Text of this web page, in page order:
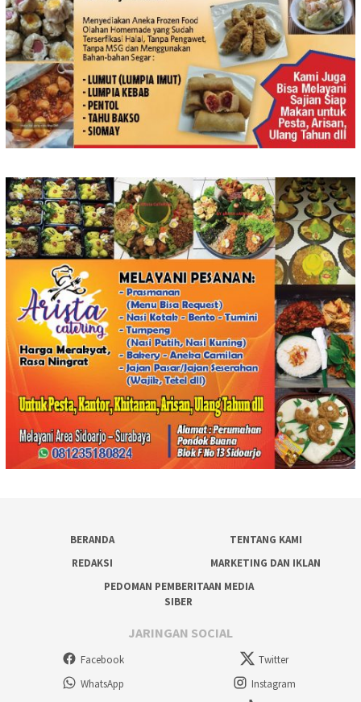
BERANDA
TENTANG KAMI
REDAKSI
MARKETING DAN IKLAN
PEDOMAN PEMBERITAAN MEDIA
SIBER
JARINGAN SOCIAL
Facebook
Twitter
WhatsApp
Instagram